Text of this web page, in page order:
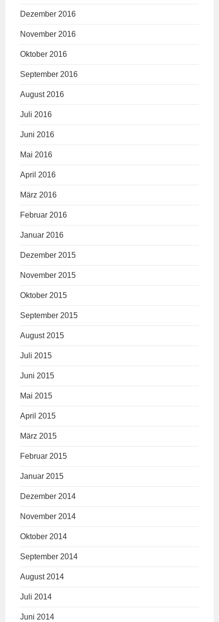
Dezember 2016
November 2016
Oktober 2016
September 2016
August 2016
Juli 2016
Juni 2016
Mai 2016
April 2016
März 2016
Februar 2016
Januar 2016
Dezember 2015
November 2015
Oktober 2015
September 2015
August 2015
Juli 2015
Juni 2015
Mai 2015
April 2015
März 2015
Februar 2015
Januar 2015
Dezember 2014
November 2014
Oktober 2014
September 2014
August 2014
Juli 2014
Juni 2014